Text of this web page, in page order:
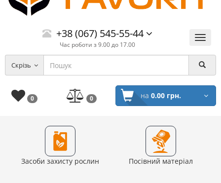
Меню
+38 (067) 545-55-44
Час роботи з 9.00 до 17.00
Скрізь
0 0 на 0.00 грн.
Засоби захисту рослин Посівний матеріал